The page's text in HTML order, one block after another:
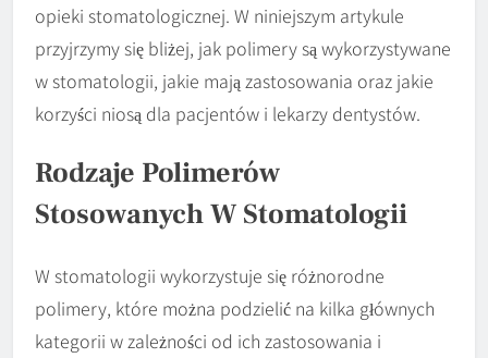
opieki stomatologicznej. W niniejszym artykule
przyjrzymy się bliżej, jak polimery są wykorzystywane
w stomatologii, jakie mają zastosowania oraz jakie
korzyści niosą dla pacjentów i lekarzy dentystów.
Rodzaje Polimerów
Stosowanych W Stomatologii
W stomatologii wykorzystuje się różnorodne
polimery, które można podzielić na kilka głównych
kategorii w zależności od ich zastosowania i